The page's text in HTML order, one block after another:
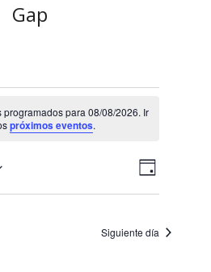
Gap
programados para 08/08/2026. Ir
próximos eventos.
N
a
v
N
e
Día
Siguiente día